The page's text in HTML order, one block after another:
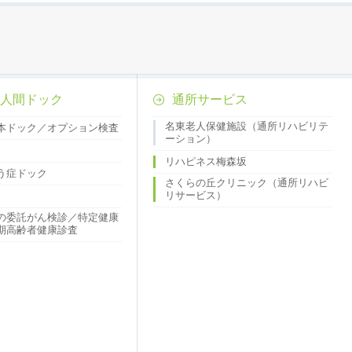
間ドック
ドック／オプション検査
症ドック
委託がん検診／特定健康
高齢者健康診査
通所サービス
名東老人保健施設（通所リハビリテ
ーション）
リハピネス梅森坂
さくらの丘クリニック（通所リハビ
リサービス）